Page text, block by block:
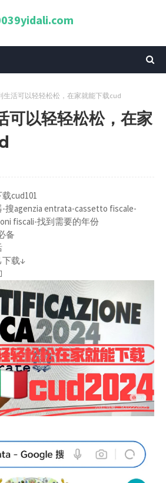
生活可以轻轻松松，在家就能下载cud
可以轻轻松松，在家
cud101
agenzia entrata-cassetto fiscale-
fiscali-找到需要的年份
备
下载↓